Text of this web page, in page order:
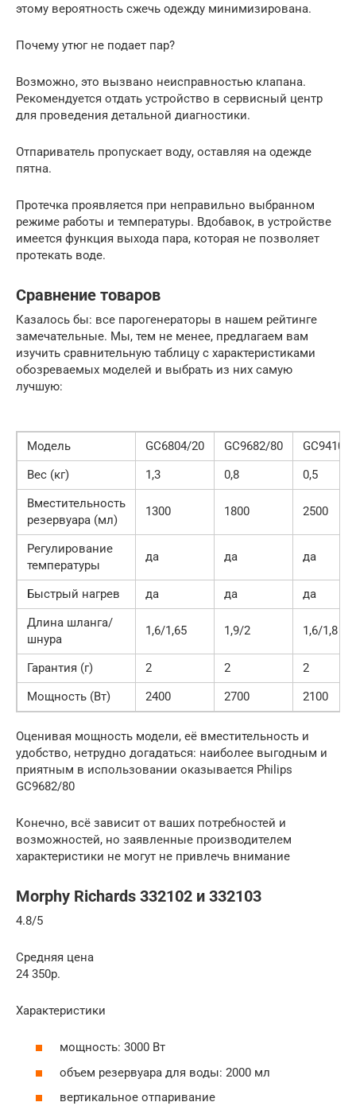
этому вероятность сжечь одежду минимизирована.
Почему утюг не подает пар?
Возможно, это вызвано неисправностью клапана.
Рекомендуется отдать устройство в сервисный центр
для проведения детальной диагностики.
Отпариватель пропускает воду, оставляя на одежде
пятна.
Протечка проявляется при неправильно выбранном
режиме работы и температуры. Вдобавок, в устройстве
имеется функция выхода пара, которая не позволяет
протекать воде.
Сравнение товаров
Казалось бы: все парогенераторы в нашем рейтинге
замечательные. Мы, тем не менее, предлагаем вам
изучить сравнительную таблицу с характеристиками
обозреваемых моделей и выбрать из них самую
лучшую:
Модель GC6804/20 GC9682/80
GC9410/
Вес (кг)
1,3 0,8
0,5
Вместительность
резервуара (мл)
1300 1800 2500
Регулирование
температуры
да да да
Быстрый нагрев да да
да
Длина шланга/
шнура
1,6/1,65 1,9/2 1,6/1,8
Гарантия (г) 2 2
2
Мощность (Вт)
2400 2700 2100
Оценивая мощность модели, её вместительность и
удобство, нетрудно догадаться: наиболее выгодным и
приятным в использовании оказывается Philips
GC9682/80
Конечно, всё зависит от ваших потребностей и
возможностей, но заявленные производителем
характеристики не могут не привлечь внимание
Morphy Richards 332102 и 332103
4.8/5
Средняя цена
24 350р.
Характеристики
мощность: 3000 Вт
объeм резервуара для воды: 2000 мл
вертикальное отпаривание